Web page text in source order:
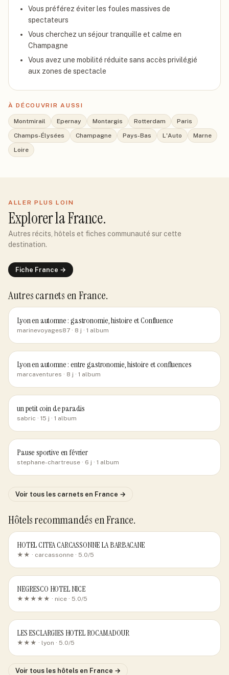
Vous préférez éviter les foules massives de
spectateurs
Vous cherchez un séjour tranquille et calme en
Champagne
Vous avez une mobilité réduite sans accès privilégié
aux zones de spectacle
À DÉCOUVRIR AUSSI
Montmirail Epernay Montargis Rotterdam
Paris
Champs-Élysées
Champagne Pays-Bas L'Auto
Marne
Loire
ALLER PLUS LOIN
Explorerla France.
Autres récits, hôtels et fiches communauté sur cette
destination.
Fiche France →
Autres carnets en France.
Lyon en automne : gastronomie, histoire et Confluence
marinevoyages87 · 8 j · 1 album
Lyon en automne : entre gastronomie, histoire et confluences
marcaventures · 8 j · 1 album
un petit coin de paradis
sabric · 15 j · 1 album
Pause sportive en février
stephane-chartreuse · 6 j · 1 album
Voir tous les carnets en France →
Hôtels recommandés en France.
HOTEL CITEA CARCASSONNE LA BARBACANE
★★ · carcassonne · 5.0/5
NEGRESCO HOTEL NICE
★★★★★ · nice · 5.0/5
LES ESCLARGIES HOTEL ROCAMADOUR
★★★ · lyon · 5.0/5
Voir tous les hôtels en France →